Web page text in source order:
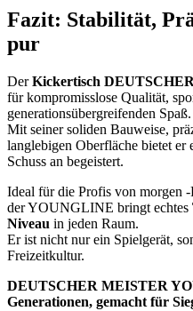
Fazit: Stabilität,
pur
DerKickertisch
für kompromisslose Qualität,
generationsübergreifenden Spaß.
Mit seiner soliden Bauweise,
langlebigen Oberfläche bietet er
Schuss an begeistert.
Ideal für die Profis von morgen
der YOUNGLINE bringt echtes
Niveau in jeden Raum.
Er ist nicht nur ein Spielgerät,
Freizeitkultur.
DEUTSCHER MEISTER
Generationen, gemacht für